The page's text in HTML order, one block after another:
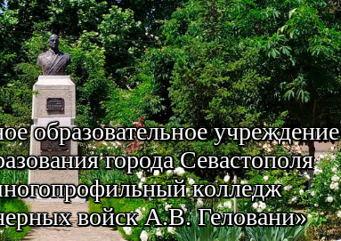
образовательное учреждение
города Севастополя
колледж
войск А.В. Геловани»